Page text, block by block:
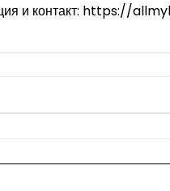
и контакт: https://